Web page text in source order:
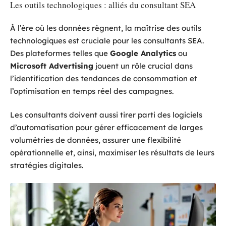
Les outils technologiques : alliés du consultant SEA
À l’ère où les données règnent, la maîtrise des outils
technologiques est cruciale pour les consultants SEA.
Des plateformes telles que Google Analytics ou
Microsoft Advertising jouent un rôle crucial dans
l’identification des tendances de consommation et
l’optimisation en temps réel des campagnes.
Les consultants doivent aussi tirer parti des logiciels
d’automatisation pour gérer efficacement de larges
volumétries de données, assurer une flexibilité
opérationnelle et, ainsi, maximiser les résultats de leurs
stratégies digitales.